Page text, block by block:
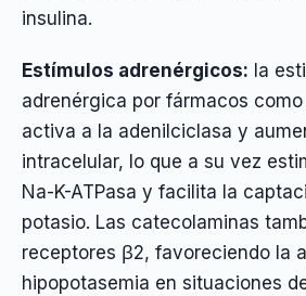
insulina.
Estímulos adrenérgicos: la
adrenérgica por fármacos
activa a la adenilciclasa y
intracelular, lo que a su vez
Na-K-ATPasa y facilita la
potasio. Las catecolaminas
receptores β2, favoreciendo la
hipopotasemia en situaciones